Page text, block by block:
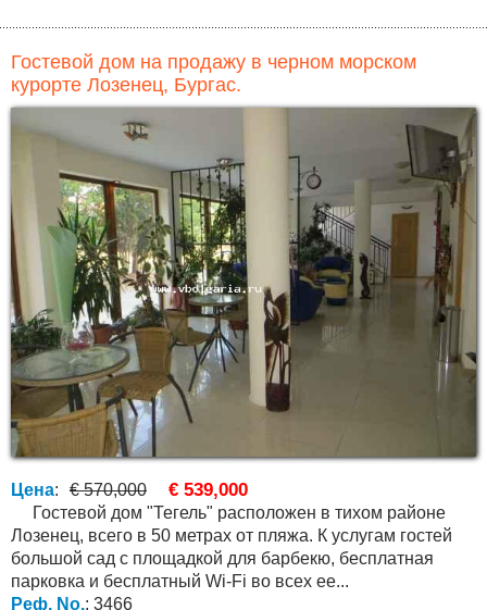
Гостевой дом на продажу в черном морском
курорте Лозенец, Бургас.
Цена: € 570,000 € 539,000
Лозенец, всего в 50 метрах от пляжа. К услугам гостей
большой сад с площадкой для барбекю, бесплатная
парковка и бесплатный Wi-Fi во всех ее...
Реф. No.: 3466